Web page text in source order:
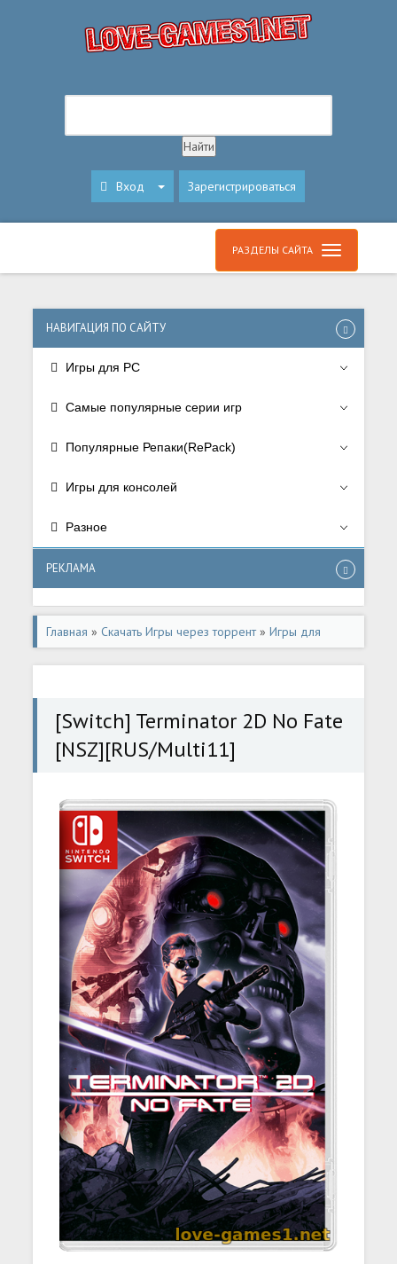
Вход Зарегистрироваться
РАЗДЕЛЫ САЙТА
НАВИГАЦИЯ ПО САЙТУ
Игры для PC
Самые популярные серии игр
Популярные Репаки(RePack)
Игры для консолей
Разное
РЕКЛАМА
Главная » Скачать Игры через торрент»Игры для
консолей»Игры для Nintendo Switch
[Switch] Terminator 2D No Fate
[NSZ][RUS/Multi11]